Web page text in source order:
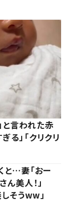
と言われた赤
」「クリクリ
と…妻「おー
ん美人！」
そうww」